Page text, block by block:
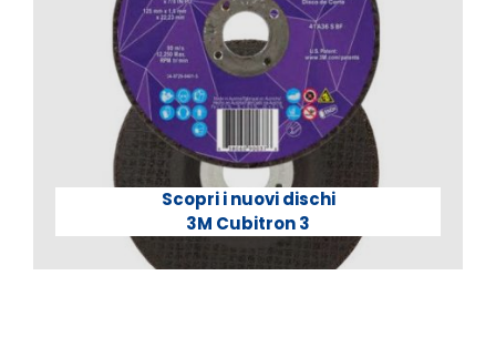
Scopri i nuovi dischi
3M Cubitron 3